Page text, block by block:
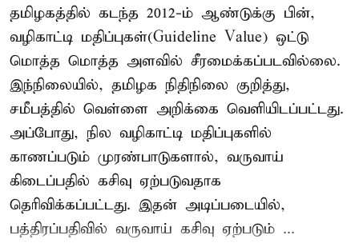
தமிழகத்தில் கடந்த 2012-ம் ஆண்டுக்கு பின்,
வழிகாட்டி மதிப்புகள்(Guideline Value) ஒட்டு
மொத்த மொத்த அளவில் சீரமைக்கப்படவில்லை.
இந்நிலையில், தமிழக நிதிநிலை குறித்து,
சமீபத்தில் வெள்ளை அறிக்கை வெளியிடப்பட்டது.
அப்போது, நில வழிகாட்டி மதிப்புகளில்
காணப்படும் முரண்பாடுகளால், வருவாய்
கிடைப்பதில் கசிவு ஏற்படுவதாக
தெரிவிக்கப்பட்டது. இதன் அடிப்படையில்,
பத்திரப்பதிவில் வருவாய் கசிவு ஏற்படும் ...